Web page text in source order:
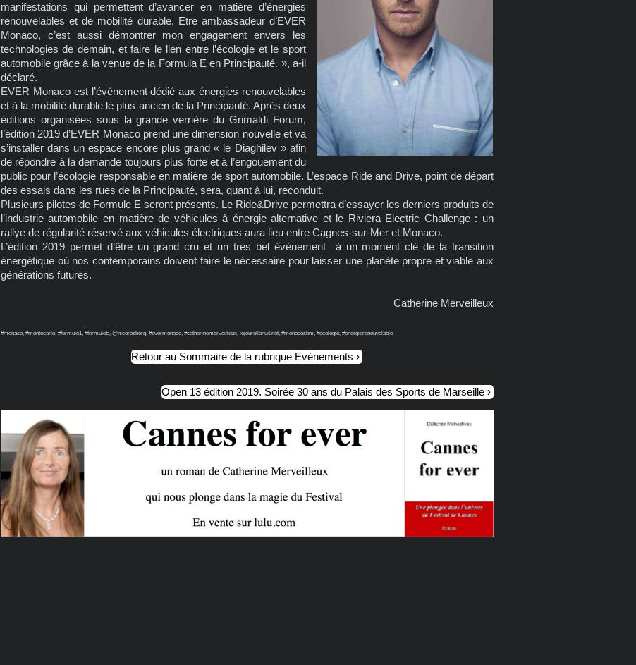
manifestations qui permettent d’avancer en matière d’énergies
renouvelables et de mobilité durable. Etre ambassadeur d’EVER
Monaco, c’est aussi démontrer mon engagement envers les
technologies de demain, et faire le lien entre l’écologie et le sport
automobile grâce à la venue de la Formula E en Principauté. », a-il
déclaré.
EVER Monaco est l’événement dédié aux énergies renouvelables
et à la mobilité durable le plus ancien de la Principauté. Après deux
éditions organisées sous la grande verrière du Grimaldi Forum,
l’édition 2019 d’EVER Monaco prend une dimension nouvelle et va
s’installer dans un espace encore plus grand « le Diaghilev » afin
de répondre à la demande toujours plus forte et à l’engouement du
public pour l’écologie responsable en matière de sport automobile. L’espace Ride and Drive, point de départ
des essais dans les rues de la Principauté, sera, quant à lui, reconduit.
Plusieurs pilotes de Formule E seront présents. Le Ride&Drive permettra d’essayer les derniers produits de
l’industrie automobile en matière de véhicules à énergie alternative et le Riviera Electric Challenge : un
rallye de régularité réservé aux véhicules électriques aura lieu entre Cagnes-sur-Mer et Monaco.
L’édition 2019 permet d’être un grand cru et un très bel événement à un moment clé de la transition
énergétique où nos contemporains doivent faire le nécessaire pour laisser une planète propre et viable aux
générations futures.
Catherine Merveilleux
#monaco, #montecarlo, #formule1, #formuleE, @nicorosberg, #evermonaco, #catherinemerveilleux, lejouretlanuit.net, #monacosbm, #ecologie, #energierenouvelable
Retour au Sommaire de la rubrique Evénements
Open 13 édition 2019. Soirée 30 ans du Palais des Sports de Marseille